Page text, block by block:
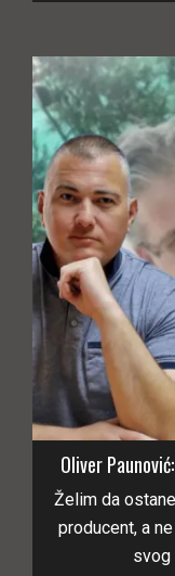
Oliver
Želim da
producent, a
svog